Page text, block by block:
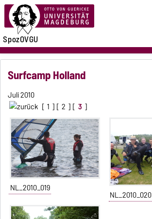
SpozOVGU
Surfcamp Holland
Juli 2010
[ 1 ] [ 2 ] [ 3 ]
NL_2010_019
NL_2010_020